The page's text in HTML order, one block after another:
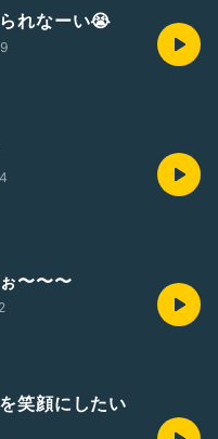
れなーい😭
〜〜〜
笑顔にしたい